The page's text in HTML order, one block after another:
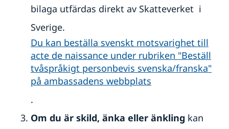
Terrorism
Naturförhållanden och katastrofer
In- och utresebestämmelser
Hälso- och sjukvård
Lokala lagar och sedvänjor
Kriminalitet och personlig säkerhet
Trafiksäkerhet och miljöåtergärder
Resa i landet
Se till att vara försäkrad
Läs på om ditt resmål
bilaga utfärdas direkt av Skatteverket i
Sverige.
Du kan beställa svenskt motsvarighet till
acte de naissance under rubriken "Beställ
tvåspråkigt personbevis svenska/franska"
på ambassadens webbplats
.
Om du är skild, änka eller änkling kan